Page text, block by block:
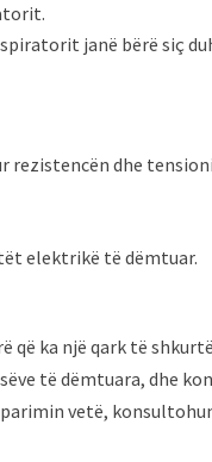
janë bërë siç
dhe
elektrikë të dëmtuar.
që ka një qark të
të dëmtuara, dhe
vetë,